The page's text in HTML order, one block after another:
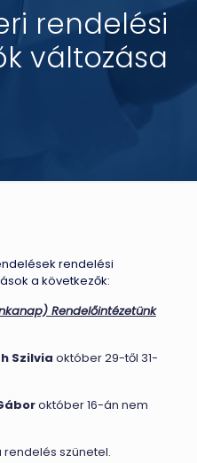
rendelési
változása
rendelési
a következők:
Rendelőintézetünk
Szilvia október 29-től 31-
október 16-án nem
szünetel.